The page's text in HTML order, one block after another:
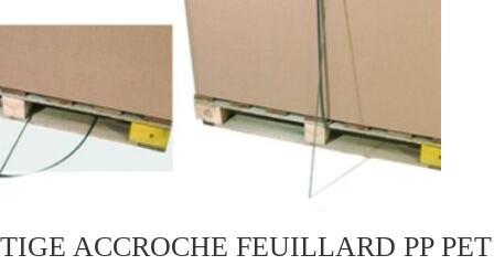
TIGE ACCROCHE FEUILLARD PP PET